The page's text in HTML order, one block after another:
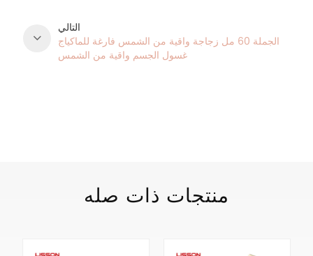
التالي
الجملة 60 مل زجاجة واقية من الشمس فارغة للماكياج
غسول الجسم واقية من الشمس
منتجات ذات صله